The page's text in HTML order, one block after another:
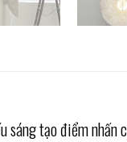
tạo điểm nhấn